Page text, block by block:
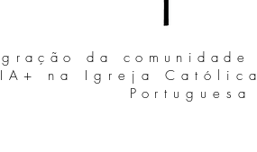
da comunidade
na Igreja Católica
Portuguesa